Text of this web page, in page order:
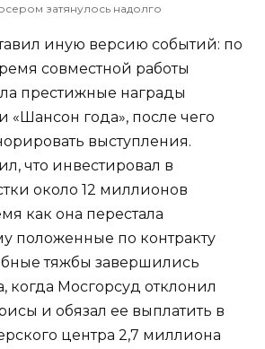
затянулось надолго
иную версию событий: по
совместной работы
престижные награды
«Шансон года», после чего
выступления.
что инвестировал в
около 12 миллионов
как она перестала
положенные по контракту
тяжбы завершились
когда Мосгорсуд отклонил
и обязал ее выплатить в
центра 2,7 миллиона